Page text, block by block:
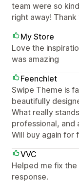
team were so
right away!
My Store
Love the
was amazing
Feenchlet
Swipe Theme is
beautifully
What really
professional, and
Will buy again for
VVC
Helped me fix the
response.